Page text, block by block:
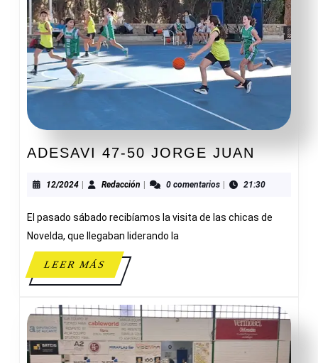
ADESAVI 47-50 JORGE JUAN
50
JUAN
12/202412/2024
| Redacción Redacción
| 0 comentarios | 21:30
El pasado sábado recibíamos la visita de las chicas de
Novelda, que llegaban liderando la
LEER MÁSLEER
MÁS